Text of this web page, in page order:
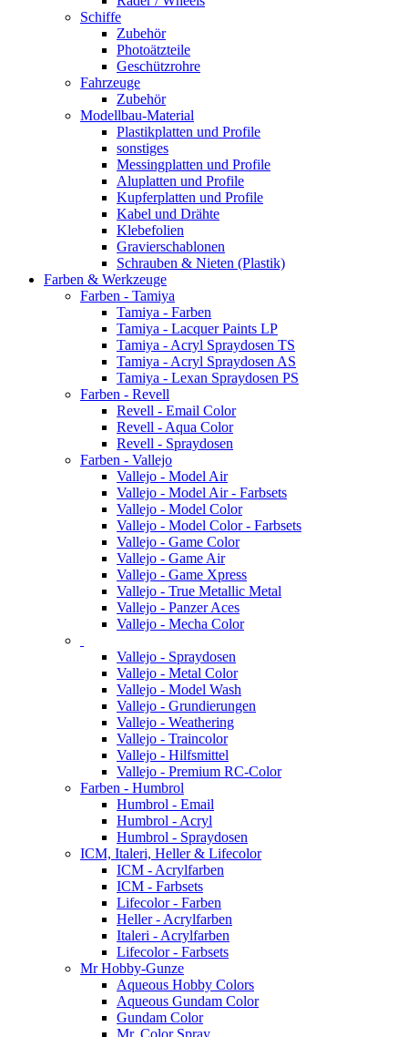
Schiffe
Zubehör
Photoätzteile
Geschützrohre
Fahrzeuge
Zubehör
Modellbau-Material
Plastikplatten und Profile
sonstiges
Messingplatten und Profile
Aluplatten und Profile
Kupferplatten und Profile
Kabel und Drähte
Klebefolien
Gravierschablonen
Schrauben & Nieten (Plastik)
Farben & Werkzeuge
Farben - Tamiya
Tamiya - Farben
Tamiya - Lacquer Paints LP
Tamiya - Acryl Spraydosen TS
Tamiya - Acryl Spraydosen AS
Tamiya - Lexan Spraydosen PS
Farben - Revell
Revell - Email Color
Revell - Aqua Color
Revell - Spraydosen
Farben - Vallejo
Vallejo - Model Air
Vallejo - Model Air - Farbsets
Vallejo - Model Color
Vallejo - Model Color - Farbsets
Vallejo - Game Color
Vallejo - Game Air
Vallejo - Game Xpress
Vallejo - True Metallic Metal
Vallejo - Panzer Aces
Vallejo - Mecha Color
Vallejo - Spraydosen
Vallejo - Metal Color
Vallejo - Model Wash
Vallejo - Grundierungen
Vallejo - Weathering
Vallejo - Traincolor
Vallejo - Hilfsmittel
Vallejo - Premium RC-Color
Farben - Humbrol
Humbrol - Email
Humbrol - Acryl
Humbrol - Spraydosen
ICM, Italeri, Heller & Lifecolor
ICM - Acrylfarben
ICM - Farbsets
Lifecolor - Farben
Heller - Acrylfarben
Italeri - Acrylfarben
Lifecolor - Farbsets
Mr Hobby-Gunze
Aqueous Hobby Colors
Aqueous Gundam Color
Gundam Color
Mr. Color Spray